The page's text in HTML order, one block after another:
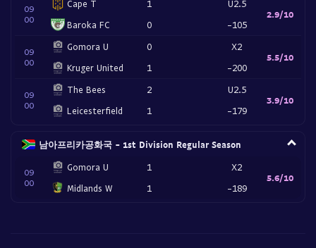
09
00
Cape T
Baroka FC
1
0
U2.5
-105
2.9/10
09
00
Gomora U
Kruger United
0
1
X2
-200
5.5/10
09
00
The Bees
Leicesterfield
2
1
U2.5
-179
3.9/10
남아프리카공화국 - 1st Division Regular Season
09
00
Gomora U
Midlands W
1
1
X2
-189
5.6/10